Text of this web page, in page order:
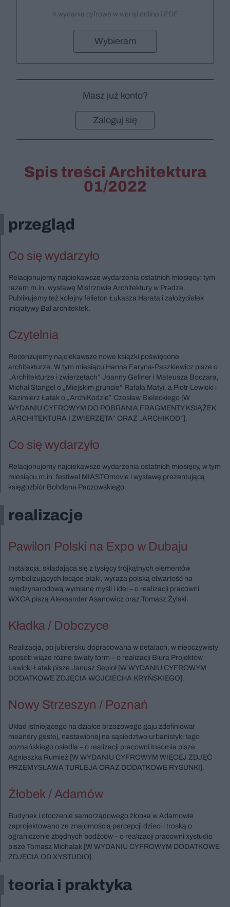
4 wydania cyfrowe w wersji online i PDF
Wybieram
Masz już konto?
Zaloguj się
Spis treści Architektura
01/2022
przegląd
Co się wydarzyło
Relacjonujemy najciekawsze wydarzenia ostatnich miesięcy: tym
razem m.in. wystawę Mistrzowie Architektury w Pradze.
Publikujemy też kolejny felieton Łukasza Harata i założycielek
inicjatywy Bal architektek.
Czytelnia
Recenzujemy najciekawsze nowe książki poświęcone
architekturze. W tym miesiącu Hanna Faryna-Paszkiewicz pisze o
„Architekturze i zwierzętach” Joanny Gellner i Mateusza Boczara,
Michał Stangel o „Miejskim gruncie” Rafała Matyi, a Piotr Lewicki i
Kazimierz Łatak o „ArchiKodzie” Czesław Bieleckiego [W
WYDANIU CYFROWYM DO POBRANIA FRAGMENTY KSIĄŻEK
„ARCHITEKTURA I ZWIERZĘTA” ORAZ „ARCHIKOD”].
Co się wydarzyło
Relacjonujemy najciekawsze wydarzenia ostatnich miesięcy, w tym
miesiącu m.in. festiwal MIASTOmovie i wystawę prezentującą
księgozbiór Bohdana Paczowskiego.
realizacje
Pawilon Polski na Expo w Dubaju
Instalacja, składająca się z tysięcy trójkątnych elementów
symbolizujących lecące ptaki, wyraża polską otwartość na
międzynarodową wymianę myśli i idei – o realizacji pracowni
WXCA piszą Aleksander Asanowicz oraz Tomasz Żylski.
Kładka / Dobczyce
Realizacja, po jubilersku dopracowana w detalach, w nieoczywisty
sposób wiąże różne światy form – o realizacji Biura Projektów
Lewicki Łatak pisze Janusz Sepioł [W WYDANIU CYFROWYM
DODATKOWE ZDJĘCIA WOJCIECHA KRYŃSKIEGO].
Nowy Strzeszyn / Poznań
Układ istniejącego na działce brzozowego gaju zdefiniował
meandry gęstej, nastawionej na sąsiedztwo urbanistyki tego
poznańskiego osiedla – o realizacji pracowni Insomia pisze
Agnieszka Rumież [W WYDANIU CYFROWYM WIĘCEJ ZDJĘĆ
PRZEMYSŁAWA TURLEJA ORAZ DODATKOWE RYSUNKI].
Żłobek / Adamów
Budynek i otoczenie samorządowego żłobka w Adamowie
zaprojektowano ze znajomością percepcji dzieci i troską o
ograniczenie zbędnych bodźców – o realizacji pracowni xystudio
pisze Tomasz Michalak [W WYDANIU CYFROWYM DODATKOWE
ZDJĘCIA OD XYSTUDIO].
teoria i praktyka